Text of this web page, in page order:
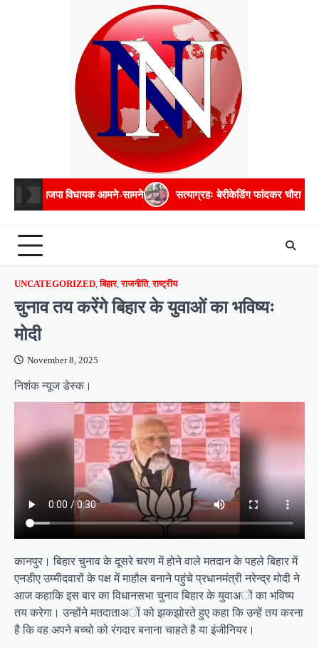
आमने-सामने सत्याग्रहः बेरीकेडिंग फांदकर चौराहे तक पहुंचे अमिताभ, बाद
UNCATEGORIZED,बिहार,राजनीति,राष्ट्रीय
चुनाव तय करेंगे बिहार के युवाओं का भविष्यः
मोदी
November 8, 2025
निशंक न्यूज डेस्क।
कानपुर। बिहार चुनाव के दूसरे चरण में होने वाले मतदान के पहले बिहार में
एनडीए उम्मीदवारों के पक्ष में माहौल बनाने पहुंचे प्रधानमंत्री नरेन्द्र मोदी ने
आज कहाकि इस बार का विधानसभा चुनाव बिहार के युवाअों का भविष्य
तय करेगा। उन्होंने मतदाताअों को झकझोरते हुए कहा कि उन्हें तय करना
है कि वह अपने बच्चो को रंगदार बनाना चाहते है या इंजीनियर।